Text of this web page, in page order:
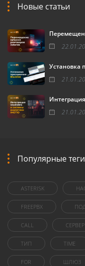
Новые статьи
Установка
Популярные теги
ASTERISK
FREEPBX
CALL СЕРВЕР
ТИП TIME
FOR ШЛЮЗ